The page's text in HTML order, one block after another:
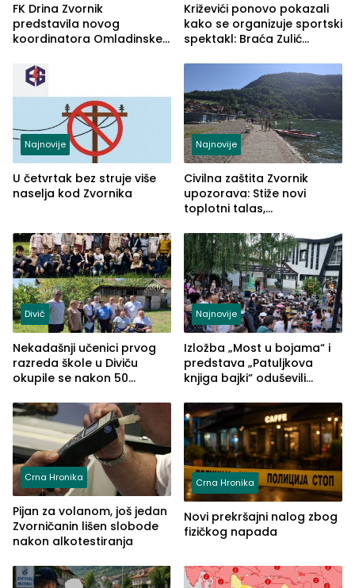
FK Drina Zvornik
predstavila novog
koordinatora Omladinske
Križevići ponovo pokazali
kako se organizuje sportski
spektakl: Braća Zulić
Najnovije
U četvrtak bez struje više
naselja kod Zvornika
Najnovije
Civilna zaštita Zvornik
upozorava: Stiže novi
toplotni talas,
Divič
Nekadašnji učenici prvog
razreda škole u Diviču
okupile se nakon 50
Pašić im održao čas
(FOTO)
Najnovije
Izložba „Most u bojama“ i
predstava „Patuljkova
knjiga bajki“ oduševili
Crna Hronika
Pijan za volanom, još jedan
Zvorničanin lišen slobode
nakon alkotestiranja
Crna Hronika
Novi prekršajni nalog zbog
fizičkog napada